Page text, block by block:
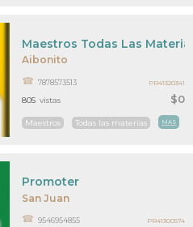
Aibonito
$0
Maestros Todas Las
7878573513
Maestros Todas las materias MAS
805 vistas
PR41320341
San Juan
Promoter
9546954855 PR41300574